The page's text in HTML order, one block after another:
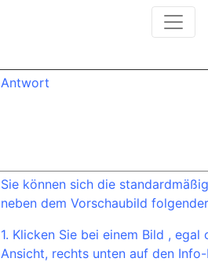
Antwort
Sie können sich die
neben dem Vorschaubild
1. Klicken Sie bei einem Bild ,
Ansicht, rechts unten auf den